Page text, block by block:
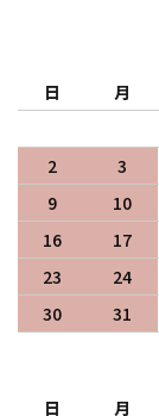
日 月
2
3
9
10
16
17
23
24
30
31
日 月